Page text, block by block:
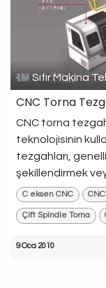
Sıfır Makina
CNC Torna
CNC torna
teknolojisinin
tezgahları,
şekillendirmek
C eksen CNC CNC
Çift Spindle Torna
9 Oca 2010